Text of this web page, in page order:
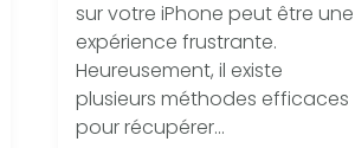
sur votre iPhone peut être une
expérience frustrante.
Heureusement, il existe
plusieurs méthodes efficaces
pour récupérer...